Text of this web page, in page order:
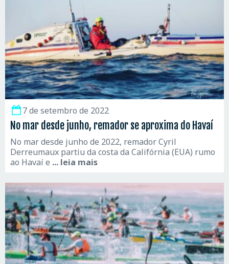
7 de setembro de 2022
No mar desde junho, remador se aproxima do Havaí
No mar desde junho de 2022, remador Cyril
Derreumaux partiu da costa da Califórnia (EUA) rumo
ao Havaí e ... leia mais